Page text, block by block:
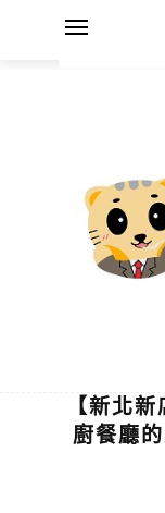
【新北
廚餐廳